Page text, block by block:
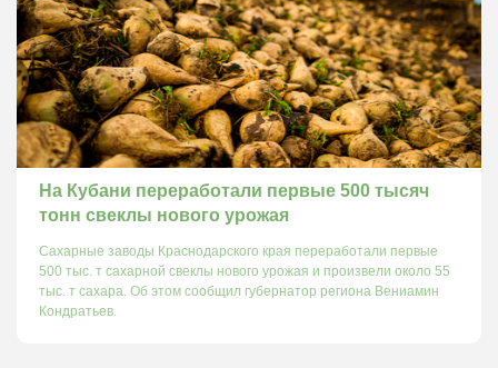
На Кубани переработали первые 500 тысяч
тонн свеклы нового урожая
Сахарные заводы Краснодарского края переработали первые
500 тыс. т сахарной свеклы нового урожая и произвели около 55
тыс. т сахара. Об этом сообщил губернатор региона Вениамин
Кондратьев.